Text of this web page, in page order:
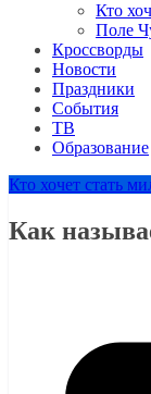
Кто
Поле
Кроссворды
Новости
Праздники
События
ТВ
Образование
Кто хочет стать
Как